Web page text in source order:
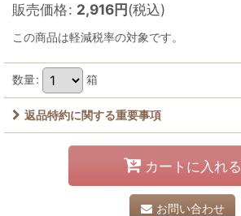
販売価格: 2,916円(税込)
この商品は軽減税率の対象です。
数量: 箱
返品特約に関する重要事項
カートに入れる
お問い合わせ